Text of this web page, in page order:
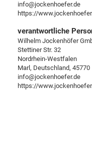
info@jockenhoefer.de
https://
verantwortliche
Wilhelm Jockenhöfer
Stettiner Str. 32
Nordrhein-Westfalen
Marl, Deutschland, 45770
info@jockenhoefer.de
https://